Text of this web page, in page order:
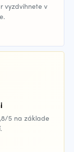
vyzdvihnete v
5 na základe